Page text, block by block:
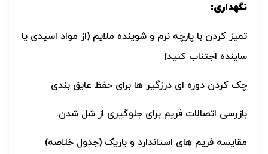
نگهداری:
تمیز کردن با پارچه نرم و شوینده ملایم (از مواد اسیدی یا
ساینده اجتناب کنید)
چک کردن دوره ای درزگیر ها برای حفظ عایق بندی
بازرسی اتصالات فریم برای جلوگیری از شل شدن.
مقایسه فریم های استاندارد و باریک (جدول خلاصه)